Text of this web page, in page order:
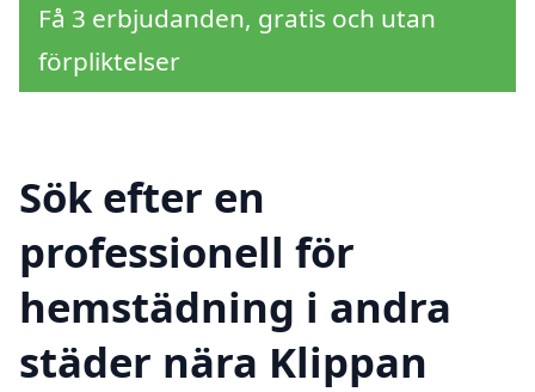
Få 3 erbjudanden, gratis och utan
förpliktelser
Sök efter en
professionell för
hemstädning i andra
städer nära Klippan